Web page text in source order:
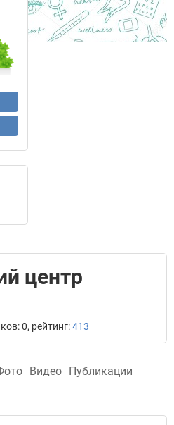
центр
0, рейтинг:413
Видео Публикации